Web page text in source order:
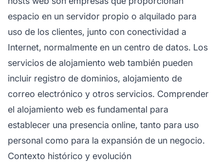
espacio en un servidor propio o alquilado para
uso de los clientes, junto con conectividad a
Internet, normalmente en un centro de datos. Los
servicios de alojamiento web también pueden
incluir registro de dominios, alojamiento de
correo electrónico y otros servicios. Comprender
el alojamiento web es fundamental para
establecer una presencia online, tanto para uso
personal como para la expansión de un negocio.
Contexto histórico y evolución